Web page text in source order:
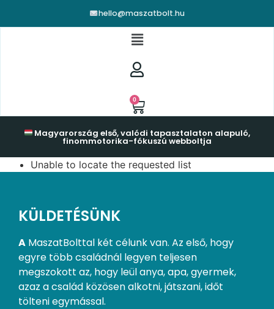
hello@maszatbolt.hu
0
Magyarország első, valódi tapasztalaton alapuló,
finommotorika-fókuszú webboltja
Unable to locate the requested list
KÜLDETÉSÜNK
A MaszatBolttal két célunk van. Az első, hogy
egyre több családnál legyen teljesen
megszokott az, hogy leül anya, apa, gyermek,
azaz a család közösen alkotni, játszani, időt
tölteni egymással.